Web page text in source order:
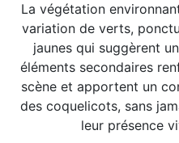
La végétation
variation de verts,
jaunes qui suggèrent
éléments secondaires
scène et apportent un
des coquelicots, sans
leur présence